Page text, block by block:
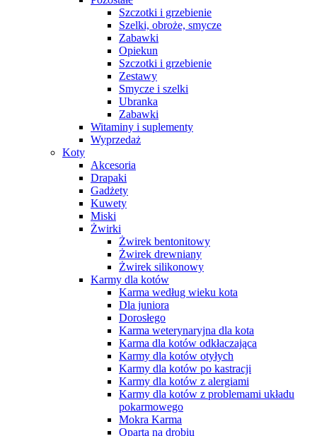
Szczotki i grzebienie
Szelki, obroże, smycze
Zabawki
Opiekun
Szczotki i grzebienie
Zestawy
Smycze i szelki
Ubranka
Zabawki
Witaminy i suplementy
Wyprzedaż
Koty
Akcesoria
Drapaki
Gadżety
Kuwety
Miski
Żwirki
Żwirek bentonitowy
Żwirek drewniany
Żwirek silikonowy
Karmy dla kotów
Karma według wieku kota
Dla juniora
Dorosłego
Karma weterynaryjna dla kota
Karma dla kotów odkłaczająca
Karmy dla kotów otyłych
Karmy dla kotów po kastracji
Karmy dla kotów z alergiami
Karmy dla kotów z problemami układu
pokarmowego
Mokra Karma
Oparta na drobiu